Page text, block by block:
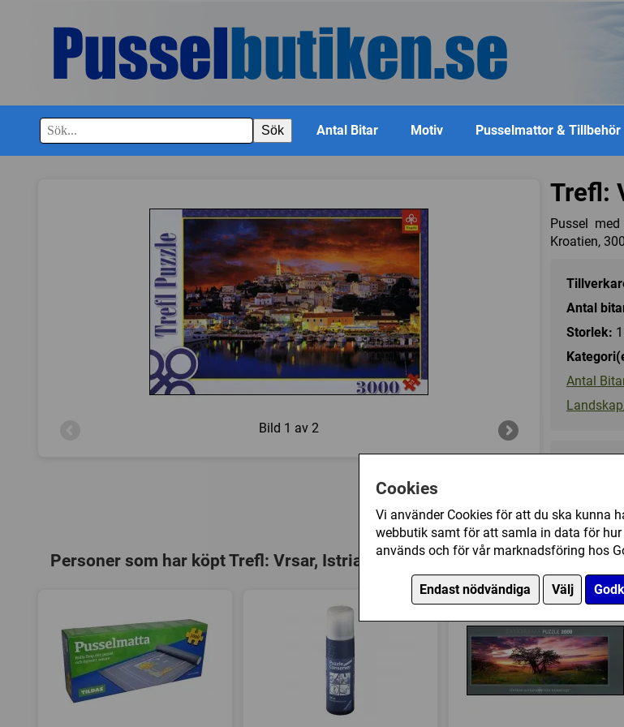
Cookies
Vi använder Cookies för att du ska kunna
webbutik samt för att samla in data för
används och för vår marknadsföring hos
Endast nödvändiga Välj
Sök Antal Bitar Motiv Pusselmattor & Tillbehör
Bild 1 av 2
Trefl:
Pussel
Kroatien,
Antal
Storlek:
Antal
Ej
Personer som har köpt Trefl: Vrsar, Istria, Croatia (3000) har också köpt